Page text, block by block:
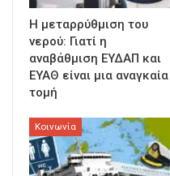
Η μεταρρύθμιση του
νερού: Γιατί η
αναβάθμιση ΕΥΔΑΠ και
ΕΥΑΘ είναι μια αναγκαία
τομή
Κοινωνία